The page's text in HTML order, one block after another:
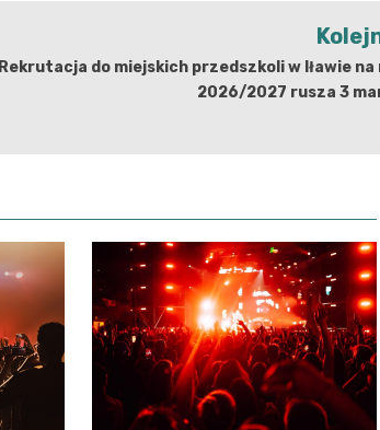
Rekrutacja do miejskich przedszkoli w Iławie na
2026/2027 rusza 3